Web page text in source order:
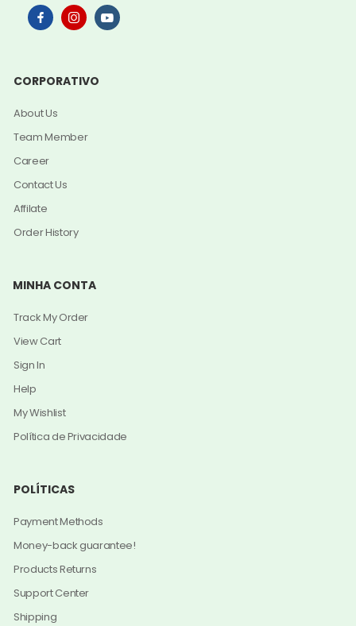
CORPORATIVO
About Us
Team Member
Career
Contact Us
Affilate
Order History
MINHA CONTA
Track My Order
View Cart
Sign In
Help
My Wishlist
Política de Privacidade
POLÍTICAS
Payment Methods
Money-back guarantee!
Products Returns
Support Center
Shipping